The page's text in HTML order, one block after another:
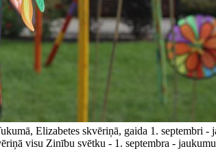
Elizabetes skvēriņā, gaida 1. septembri
visu Zinību svētku - 1. septembra -